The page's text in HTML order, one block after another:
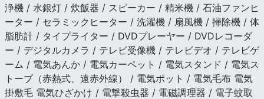
浄機 / 水銀灯 / 炊飯器 / スピーカー / 精米機 / 石油ファンヒ
ーター / セラミックヒーター / 洗濯機 / 扇風機 / 掃除機 / 体
脂肪計 / タイプライター / DVDプレーヤー / DVDレコーダ
ー / デジタルカメラ / テレビ受像機 / テレビデオ / テレビゲ
ーム / 電気あんか / 電気カーペット / 電気スタンド / 電気ス
トーブ（赤熱式、遠赤外線） / 電気ポット / 電気毛布 電気
掛敷毛 電気ひざかけ / 電撃殺虫器 / 電磁調理器 / 電子蚊取